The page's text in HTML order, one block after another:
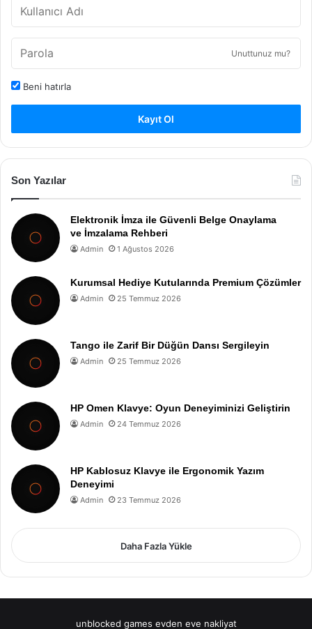
Unuttunuz mu?
Beni hatırla
Kayıt Ol
Son Yazılar
Elektronik İmza ile Güvenli Belge Onaylama
ve İmzalama Rehberi
Admin 1 Ağustos 2026
Kurumsal Hediye Kutularında Premium Çözümler
Admin 25 Temmuz 2026
Tango ile Zarif Bir Düğün Dansı Sergileyin
Admin 25 Temmuz 2026
HP Omen Klavye: Oyun Deneyiminizi Geliştirin
Admin 24 Temmuz 2026
HP Kablosuz Klavye ile Ergonomik Yazım
Deneyimi
Admin 23 Temmuz 2026
Daha Fazla Yükle
unblocked games evden eve nakliyat